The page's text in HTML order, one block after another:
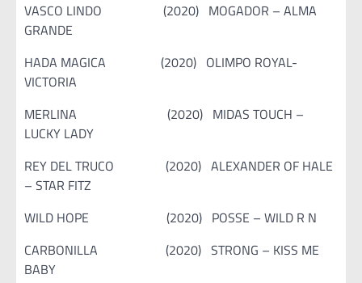
VASCO LINDO (2020) MOGADOR – ALMA
GRANDE
HADA MAGICA (2020) OLIMPO ROYAL-
VICTORIA
MERLINA (2020) MIDAS TOUCH –
LUCKY LADY
REY DEL TRUCO (2020) ALEXANDER OF HALE
– STAR FITZ
WILD HOPE (2020) POSSE – WILD R N
CARBONILLA (2020) STRONG – KISS ME
BABY